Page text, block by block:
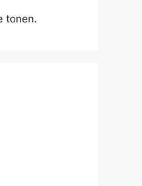
tonen.